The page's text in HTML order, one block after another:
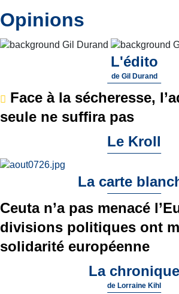
Opinions
L'édito
de Gil Durand
Face à la sécheresse,
seule ne suffira pas
Le Kroll
La carte
Ceuta n’a pas menacé
divisions politiques ont
solidarité européenne
La chronique
de Lorraine Kihl